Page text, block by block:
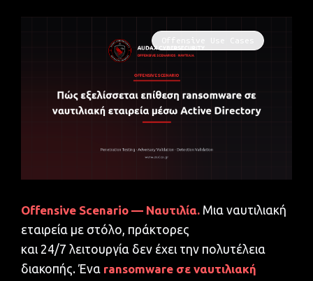
Offensive Use Cases
Offensive Scenario — Ναυτιλία. Μια ναυτιλιακή
εταιρεία με στόλο, πράκτορες
και 24/7 λειτουργία δεν έχει την πολυτέλεια
διακοπής. Ένα ransomware σε ναυτιλιακή